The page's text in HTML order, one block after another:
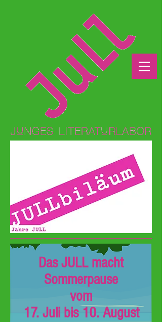
Das JULL macht
Sommerpause
vom
17. Juli bis 10. August